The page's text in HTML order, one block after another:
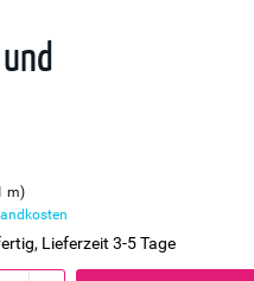
m)
Lieferzeit 3-5 Tage